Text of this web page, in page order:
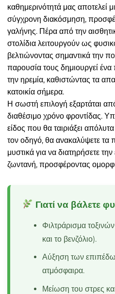
καθημερινότητά μας αποτελεί
σύγχρονη διακόσμηση,
γαλήνης. Πέρα από την
στολίδια λειτουργούν ως
βελτιώνοντας σημαντικά την
παρουσία τους δημιουργεί
την ηρεμία, καθιστώντας τα
κατοικία σήμερα.
Η σωστή επιλογή εξαρτάται
διαθέσιμο χρόνο φροντίδας.
είδος που θα ταιριάξει
τον οδηγό, θα ανακαλύψετε τα
μυστικά για να διατηρήσετε
ζωντανή, προσφέροντας
Γιατί να βάλετε
Φιλτράρισμα
και το βενζόλιο).
Αύξηση των
ατμόσφαιρα.
Μείωση του στρες